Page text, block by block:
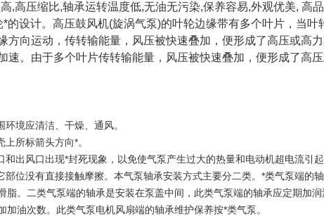
,高压缩比,轴承运转温度低,无油无污染,保养容易,外观优美, 高
的设计。高压鼓风机(旋涡气泵)的叶轮边缘带有多个叶片，当叶
方向运动，传转输能量，风压被快速叠加，便形成了高压或高
速。由于多个叶片传转输能量，风压被快速叠加，便形成了高压
境应清洁、干燥、通风。
所标箭头方向*。
出风口出现*封死现象，以免使气泵产生过大的热量和电动机超电流引起
位没有直接接触摩擦。本气泵轴承安装方式主要分二类。*类气泵端的
脂。二类气泵端的轴承是安装在泵盖中间，此类气泵端的轴承应定期加
油次数。此类气泵电机风扇端的轴承维护保养按*类气泵。